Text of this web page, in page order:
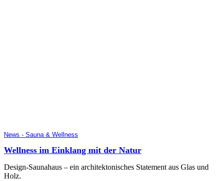
News - Sauna & Wellness
Wellness im Einklang mit der Natur
Design-Saunahaus – ein architektonisches Statement aus Glas und
Holz.